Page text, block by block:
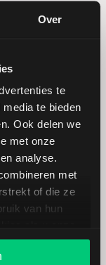
Over
te
te bieden
Ook delen we
met onze
analyse.
met
of die ze
van hun